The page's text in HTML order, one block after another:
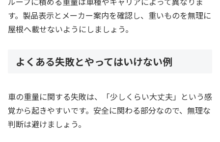
す。製品表示とメーカー案内を確認し、重いものを無理に
屋根へ載せないようにしましょう。
よくある失敗とやってはいけない例
車の重量に関する失敗は、「少しくらい大丈夫」という感
覚から起きやすいです。安全に関わる部分なので、無理な
判断は避けましょう。